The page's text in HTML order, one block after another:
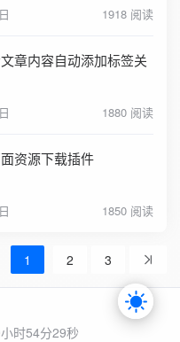
1918 阅读
章内容自动添加标签关
1880 阅读
资源下载插件
1850 阅读
1 2 3
时54分30秒